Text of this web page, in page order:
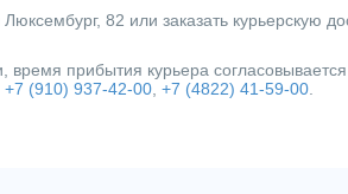
82 или заказать курьерскую
время прибытия курьера
+7 (910) 937-42-00 ,+7 (4822) 41-59-00